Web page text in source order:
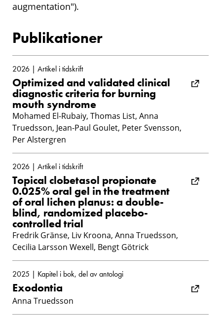
augmentation").
Publikationer
2026 | Artikel i tidskrift
Optimized and validated clinical
diagnostic criteria for burning
mouth syndrome
Mohamed El-Rubaiy, Thomas List, Anna
Truedsson, Jean-Paul Goulet, Peter Svensson,
Per Alstergren
2026 | Artikel i tidskrift
Topical clobetasol propionate
0.025% oral gel in the treatment
of oral lichen planus: a double-
blind, randomized placebo-
controlled trial
Fredrik Gränse, Liv Kroona, Anna Truedsson,
Cecilia Larsson Wexell, Bengt Götrick
2025 | Kapitel i bok, del av antologi
Exodontia
Anna Truedsson